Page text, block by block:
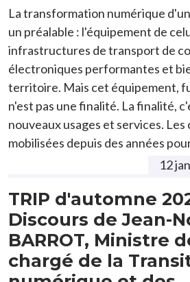
La transformation numérique
un préalable : l'équipement de
infrastructures de transport de
électroniques performantes et
territoire. Mais cet équipement,
n'est pas une finalité. La finalité,
nouveaux usages et services.
mobilisées depuis des années
12
TRIP d'automne
Discours de Jean-
BARROT, Ministre
chargé de la